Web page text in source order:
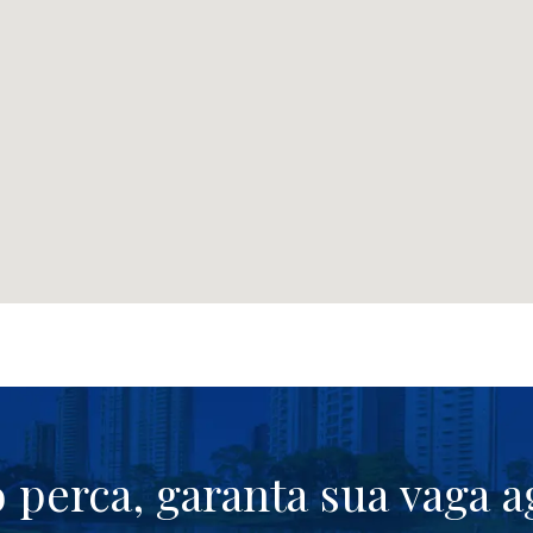
perca, garanta sua vaga